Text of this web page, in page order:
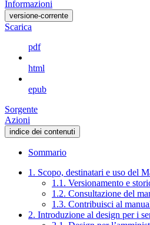
Informazioni
versione-corrente
Scarica
pdf
html
epub
Sorgente
Azioni
indice dei contenuti
Sommario
1. Scopo, destinatari e uso del
1.1. Versionamento e
1.2. Consultazione del
1.3. Contribuisci al
2. Introduzione al design per i